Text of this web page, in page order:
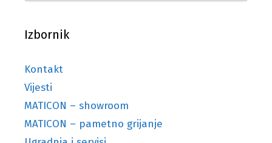
Izbornik
Kontakt
Vijesti
MATICON – showroom
MATICON – pametno grijanje